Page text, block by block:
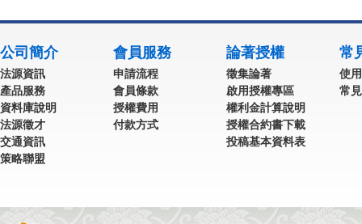
公司簡介
法源資訊
產品服務
資料庫說明
法源徵才
交通資訊
策略聯盟
會員服務
申請流程
會員條款
授權費用
付款方式
論著授權
徵集論著
啟用授權專區
權利金計算說明
授權合約書下載
投稿基本資料表
常
使
常